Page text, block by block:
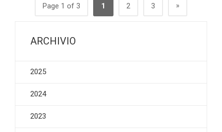
Page 1 of 3 1 2 3 »
ARCHIVIO
2025
2024
2023